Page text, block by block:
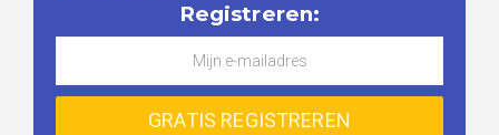
Registreren: